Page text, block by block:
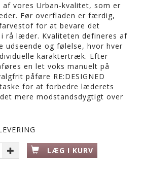
af vores Urban-kvalitet, som er
Før overfladen er færdig,
for at bevare det
rå læder. Kvaliteten defineres af
udseende og følelse, hvor hver
karaktertræk. Efter
en let voks manuelt på
påføre RE:DESIGNED
for at forbedre læderets
mere modstandsdygtigt over
LÆG I KURV